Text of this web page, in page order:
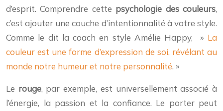
d’esprit. Comprendre cette psychologie des couleurs,
c’est ajouter une couche d’intentionnalité à votre style.
Comme le dit la coach en style Amélie Happy, » La
couleur est une forme d’expression de soi, révélant au
monde notre humeur et notre personnalité. »
Le rouge, par exemple, est universellement associé à
l’énergie, la passion et la confiance. Le porter peut